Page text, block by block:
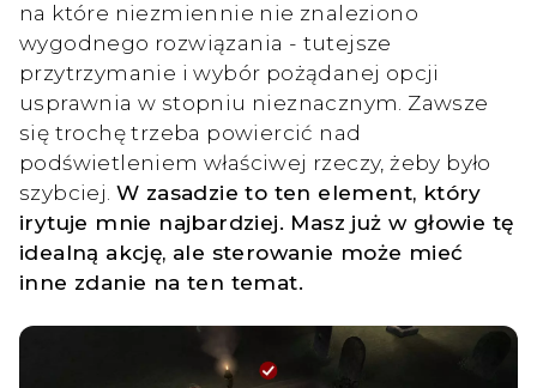
na które niezmiennie nie znaleziono
wygodnego rozwiązania - tutejsze
przytrzymanie i wybór pożądanej opcji
usprawnia w stopniu nieznacznym. Zawsze
się trochę trzeba powiercić nad
podświetleniem właściwej rzeczy, żeby było
szybciej.W zasadzie to ten element, który
irytuje mnie najbardziej. Masz już w głowie tę
idealną akcję, ale sterowanie może mieć
inne zdanie na ten temat.